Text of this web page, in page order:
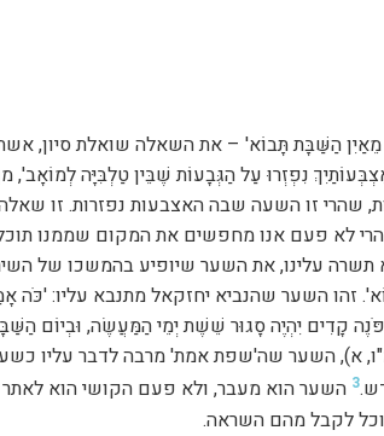
הַשַּׁבָּת תָּבוֹא' – את השאלה שואלת סיון,
נִפְזְרוּ עַל הַגְּבָעוֹת שֶׁבֵּין טַלְבִּיָּה
שהרי זו השעה שבה האצבעות נפזרות. זו
הרי לא פעם אנו מחפשים את המקום שממנו
תשרה עלינו, את השער שיופיע בהמשכו של
זהו השער שהנביא יחזקאל מתנבא עליו: 'כֹּה
קָדִים יִהְיֶה סָגוּר שֵׁשֶׁת יְמֵי הַמַּעֲשֶׂה, וּבְיוֹם
א), השער שה'שפת אמת' מרבה לדבר עליו
3 השער הוא מעבר, ולא פעם הקושי הוא לאתר
לקבל מהם השראה.